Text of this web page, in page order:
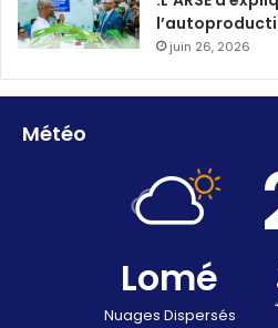
juin 26, 2026
Météo
Lomé
Nuages Dispersés